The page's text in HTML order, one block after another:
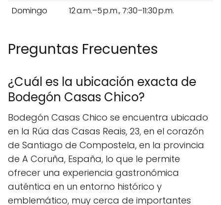
Domingo
12 a.m.–5 p.m., 7:30–11:30 p.m.
Preguntas Frecuentes
¿Cuál es la ubicación exacta de
Bodegón Casas Chico?
Bodegón Casas Chico se encuentra ubicado
en la Rúa das Casas Reais, 23, en el corazón
de Santiago de Compostela, en la provincia
de A Coruña, España, lo que le permite
ofrecer una experiencia gastronómica
auténtica en un entorno histórico y
emblemático, muy cerca de importantes